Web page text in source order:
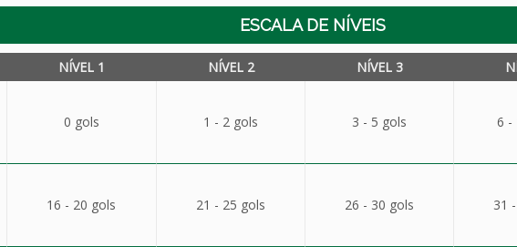
ESCALA DE NÍVEIS
NÍVEL 1 NÍVEL 2 NÍVEL 3
0 gols 1 - 2 gols 3 - 5 gols 6 -
16 - 20 gols 21 - 25 gols 26 - 30 gols 31